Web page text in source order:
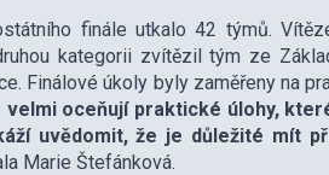
finále utkalo 42 týmů.
kategorii zvítězil tým ze
Finálové úkoly byly zaměřeny na
oceňují praktické úlohy,
uvědomit, že je důležité mít
Marie Štefánková.